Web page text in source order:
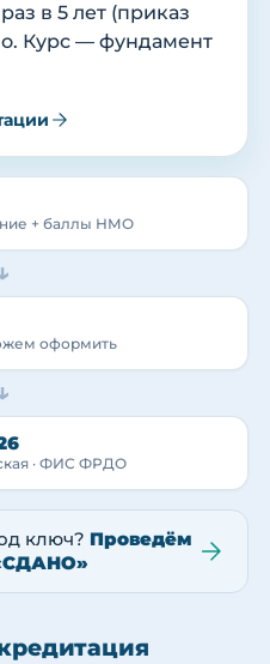
в 5 лет (приказ
Курс — фундамент
+ баллы НМО
оформить
· ФИС ФРДО
ключ? Проведём